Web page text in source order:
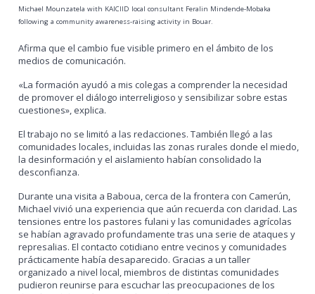
Michael Mounzatela with KAICIID local consultant Feralin Mindende-Mobaka
following a community awareness-raising activity in Bouar.
Afirma que el cambio fue visible primero en el ámbito de los
medios de comunicación.
«La formación ayudó a mis colegas a comprender la necesidad
de promover el diálogo interreligioso y sensibilizar sobre estas
cuestiones», explica.
El trabajo no se limitó a las redacciones. También llegó a las
comunidades locales, incluidas las zonas rurales donde el miedo,
la desinformación y el aislamiento habían consolidado la
desconfianza.
Durante una visita a Baboua, cerca de la frontera con Camerún,
Michael vivió una experiencia que aún recuerda con claridad. Las
tensiones entre los pastores fulani y las comunidades agrícolas
se habían agravado profundamente tras una serie de ataques y
represalias. El contacto cotidiano entre vecinos y comunidades
prácticamente había desaparecido. Gracias a un taller
organizado a nivel local, miembros de distintas comunidades
pudieron reunirse para escuchar las preocupaciones de los